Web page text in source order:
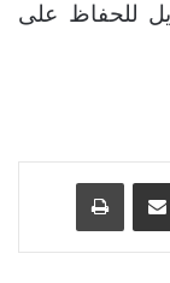
للحفاظ على